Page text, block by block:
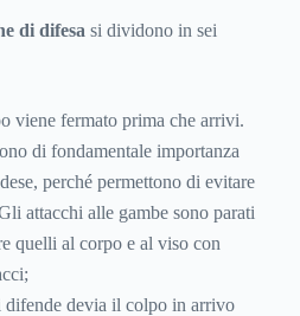
di difesa si dividono in sei
viene fermato prima che arrivi.
di fondamentale importanza
perché permettono di evitare
attacchi alle gambe sono parati
quelli al corpo e al viso con
difende devia il colpo in arrivo